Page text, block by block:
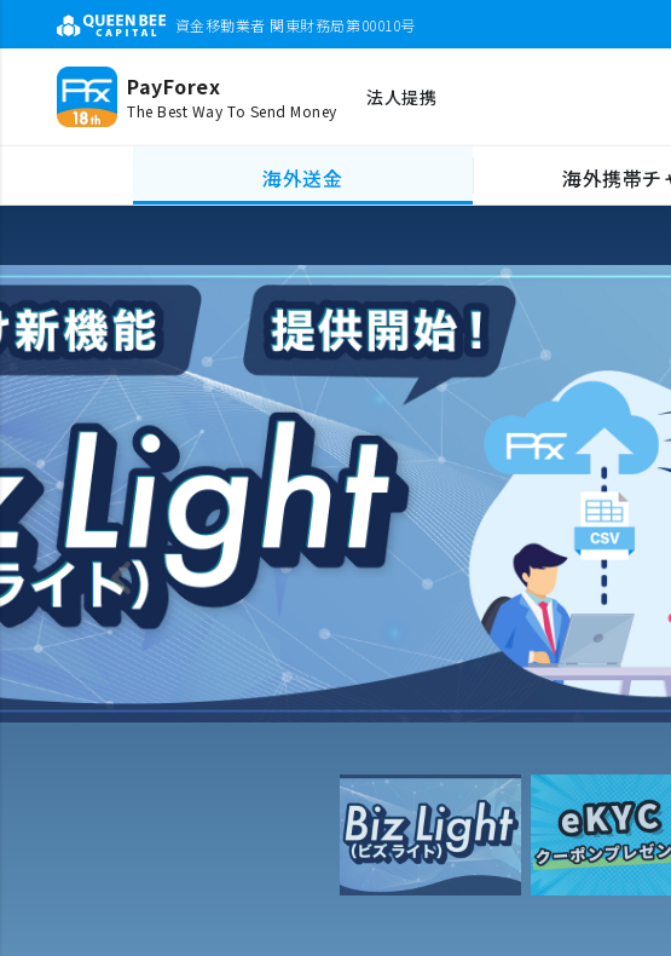
資金移動業者 関東財務局第00010号
PayForex
The Best Way To Send Money
法人提携
海外送金 海外携帯チ
Previous